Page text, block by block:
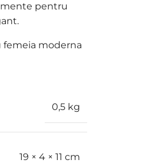
pentru
femeia moderna
0,5 kg
19 × 4 × 11 cm